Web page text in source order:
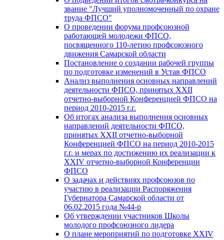
звание "Лучший уполномоченный по охране
труда ФПСО"
О проведении форума профсоюзной
работающей молодежи ФПСО,
посвященного 110-летию профсоюзного
движения Самарской области
Постановление о создании рабочей группы
по подготовке изменений в Устав ФПСО
Анализ выполнения основных направлений
деятельности ФПСО, принятых XXII
отчетно-выборной Конференцией ФПСО на
период 2010-2015 г.г.
Об итогах анализа выполнения основных
направлений деятельности ФПСО,
принятых XXII отчетно-выборной
Конференцией ФПСО на период 2010-2015
г.г. и мерах по достижению их реализации к
XXIV отчетно-выборной Конференции
ФПСО
О задачах и действиях профсоюзов по
участию в реализации Распоряжения
Губернатора Самарской области от
06.02.2015 года №44-р
Об утверждении участников Школы
молодого профсоюзного лидера
О плане мероприятий по подготовке XXIV